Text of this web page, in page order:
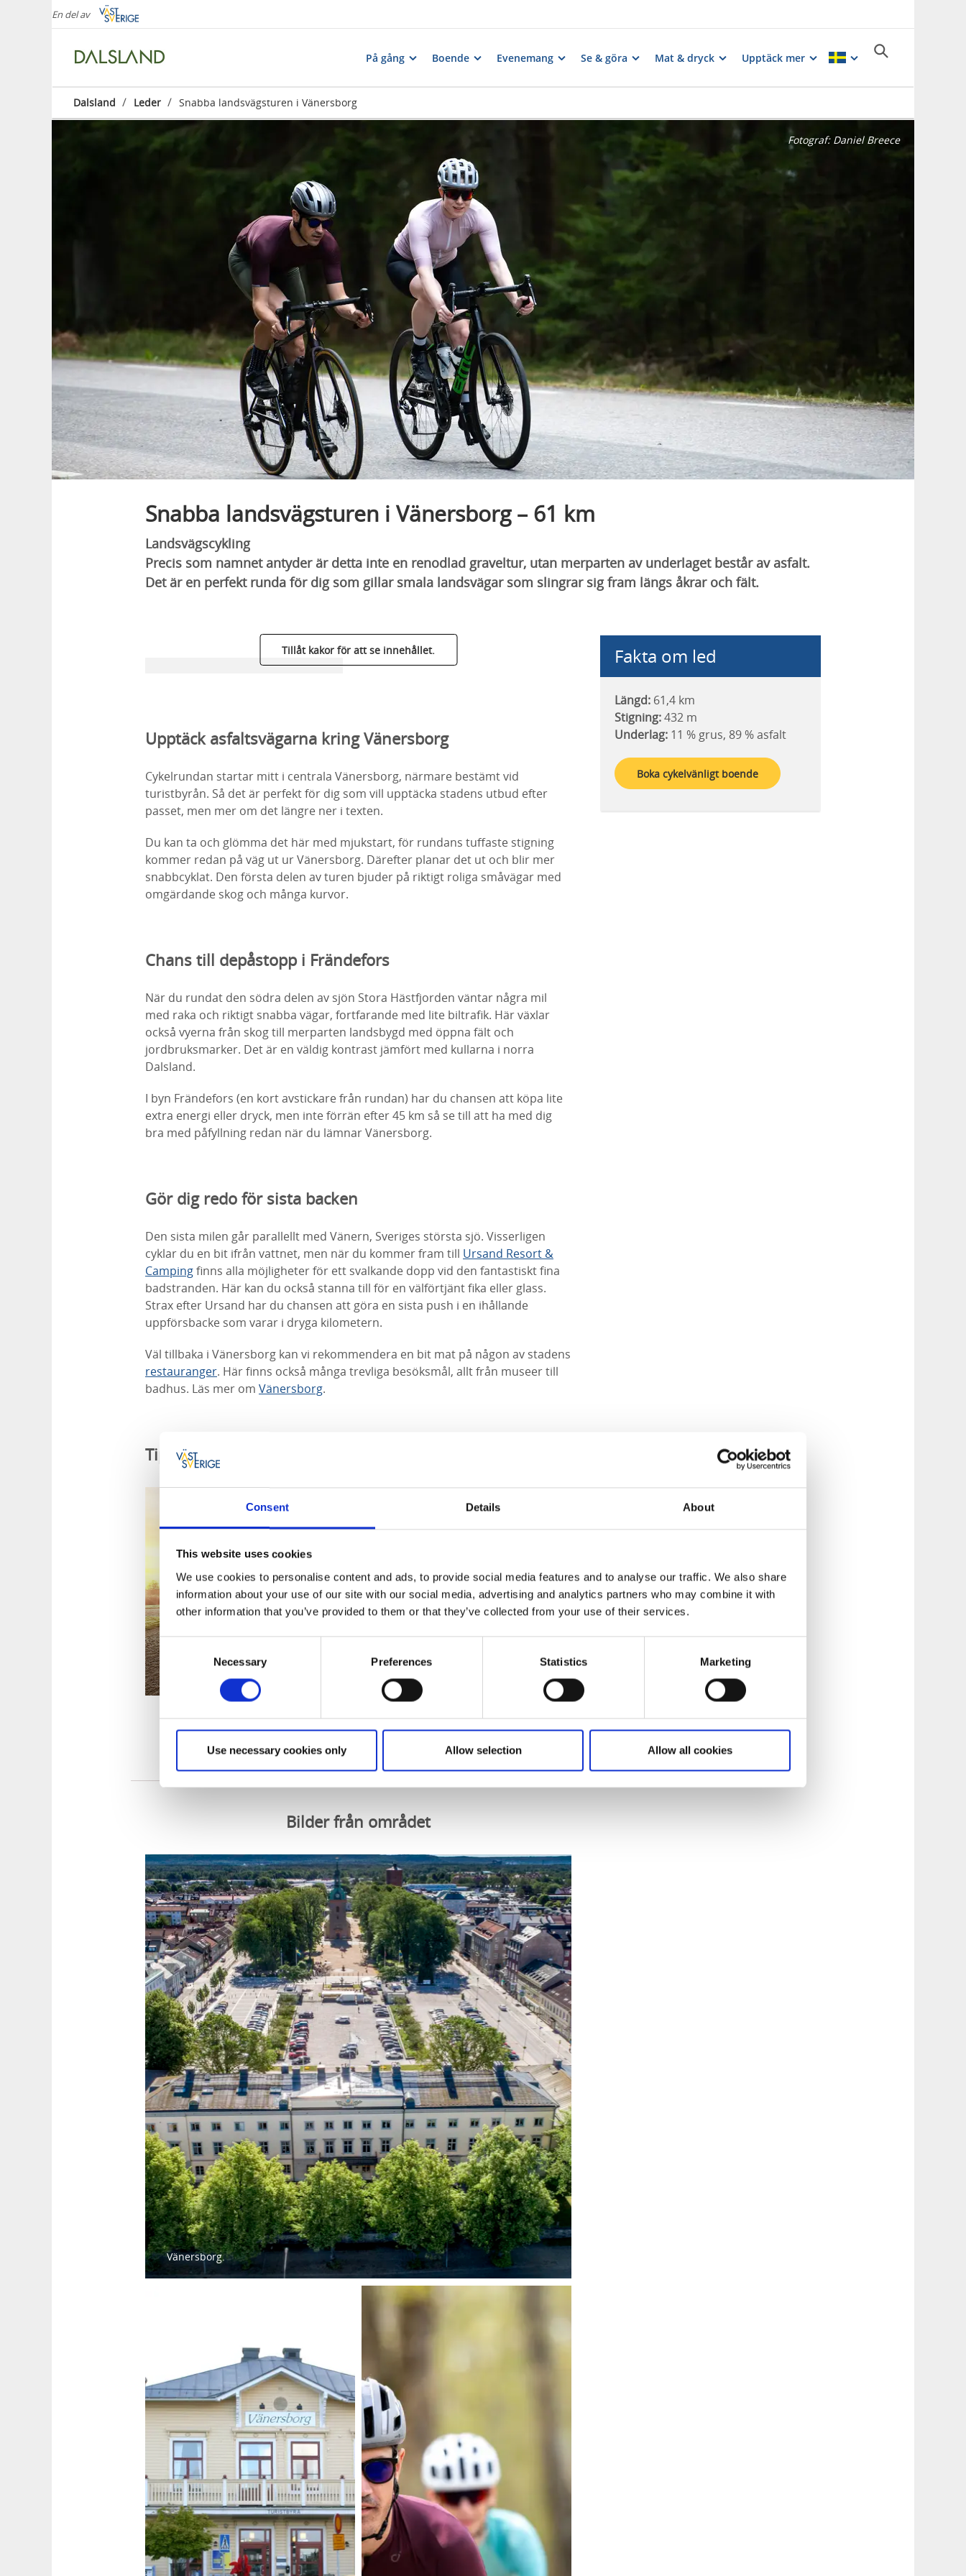
Consent Details About
This website uses cookies
We use cookies to personalise content and ads, to provide social media features and to analyse our traffic. We also share
information about your use of our site with our social media, advertising and analytics partners who may combine it with
other information that you’ve provided to them or that they’ve collected from your use of their services.
Consent
Selection
Necessary Preferences Statistics Marketing
Use necessary cookies only Allow selection Allow all cookies
En del av
På gång Boende Evenemang Se & göra Mat & dryck Upptäck mer
Dalsland / Leder / Snabba landsvägsturen i Vänersborg
Fotograf: Daniel Breece
Snabba landsvägsturen i Vänersborg – 61 km
Landsvägscykling
Precis som namnet antyder är detta inte en renodlad graveltur, utan merparten av underlaget består av asfalt.
Det är en perfekt runda för dig som gillar smala landsvägar som slingrar sig fram längs åkrar och fält.
Tillåt kakor för att se innehållet.
Upptäck asfaltsvägarna kring Vänersborg
Cykelrundan startar mitt i centrala Vänersborg, närmare bestämt vid
turistbyrån. Så det är perfekt för dig som vill upptäcka stadens utbud efter
passet, men mer om det längre ner i texten.
Du kan ta och glömma det här med mjukstart, för rundans tuffaste stigning
kommer redan på väg ut ur Vänersborg. Därefter planar det ut och blir mer
snabbcyklat. Den första delen av turen bjuder på riktigt roliga småvägar med
omgärdande skog och många kurvor.
Chans till depåstopp i Frändefors
När du rundat den södra delen av sjön Stora Hästfjorden väntar några mil
med raka och riktigt snabba vägar, fortfarande med lite biltrafik. Här växlar
också vyerna från skog till merparten landsbygd med öppna fält och
jordbruksmarker. Det är en väldig kontrast jämfört med kullarna i norra
Dalsland.
I byn Frändefors (en kort avstickare från rundan) har du chansen att köpa lite
extra energi eller dryck, men inte förrän efter 45 km så se till att ha med dig
bra med påfyllning redan när du lämnar Vänersborg.
Gör dig redo för sista backen
Den sista milen går parallellt med Vänern, Sveriges största sjö. Visserligen
cyklar du en bit ifrån vattnet, men när du kommer fram till Ursand Resort &
Campingfinns alla möjligheter för ett svalkande dopp vid den fantastiskt fina
badstranden. Här kan du också stanna till för en välförtjänt fika eller glass.
Strax efter Ursand har du chansen att göra en sista push i en ihållande
uppförsbacke som varar i dryga kilometern.
Väl tillbaka i Vänersborg kan vi rekommendera en bit mat på någon av stadens
restauranger. Här finns också många trevliga besöksmål, allt från museer till
badhus. Läs mer om Vänersborg.
Tips på cykelvänliga boenden i närområdet
Ronnums Herrgård
Se rutten på Ride with GPS
Bilder från området
Vänersborg.
Fakta om led
Längd: 61,4 km
Stigning:432 m
Underlag: 11 % grus, 89 % asfalt
Boka cykelvänligt boende